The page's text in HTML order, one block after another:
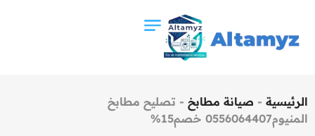
الرئيسية - صيانة مطابخ - تصليح مطابخ
المنيوم0556064407 خصم15%